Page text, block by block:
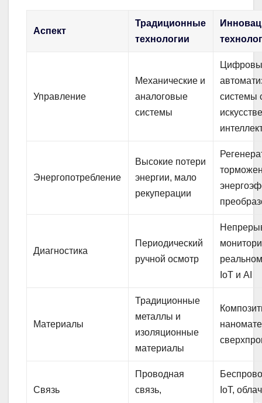
Аспект
Традиционные
технологии
Управление
Механические и
аналоговые
системы
системы
Энергопотребление
Высокие потери
энергии, мало
рекуперации
Диагностика
Периодический
ручной осмотр
IoT и AI
Материалы
Традиционные
металлы и
изоляционные
материалы
Связь
Проводная
связь,
IoT,